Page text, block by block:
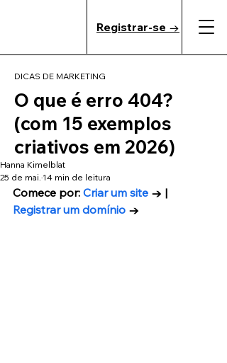
Registrar-se →
DICAS DE MARKETING
O que é erro 404?
(com 15 exemplos
criativos em 2026)
Hanna Kimelblat
25 de mai. 14 min de leitura
Comece por: Criar um site → |
Registrar um domínio →